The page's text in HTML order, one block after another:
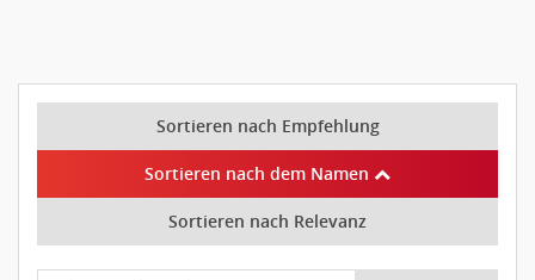
Sortieren nach Empfehlung
Sortieren nach dem Namen
Sortieren nach Relevanz